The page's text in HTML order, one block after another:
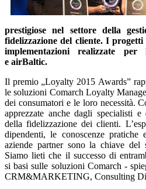
prestigiose nel settore della
fidelizzazione del cliente. I
implementazioni realizzate
e airBaltic.
Il premio „Loyalty 2015 Awards”
le soluzioni Comarch Loyalty
dei consumatori e le loro necessità.
apprezzate anche dagli specialisti
della fidelizzazione dei clienti.
dipendenti, le conoscenze pratiche
aziende partner sono la chiave
Siamo lieti che il successo di
si basi sulle soluzioni Comarch -
CRM&MARKETING, Consulting